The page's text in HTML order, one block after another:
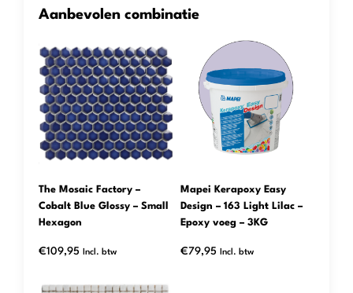
Aanbevolen combinatie
The Mosaic Factory –
Cobalt Blue Glossy – Small
Hexagon
€109,95 Incl. btw
Mapei Kerapoxy Easy
Design – 163 Light Lilac –
Epoxy voeg – 3KG
€79,95 Incl. btw